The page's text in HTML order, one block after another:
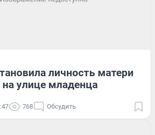
личность матери
на улице младенца
768 Обсудить